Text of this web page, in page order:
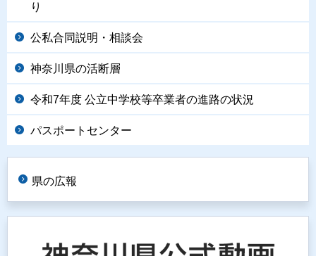
り
公私合同説明・相談会
神奈川県の活断層
令和7年度 公立中学校等卒業者の進路の状況
パスポートセンター
県の広報